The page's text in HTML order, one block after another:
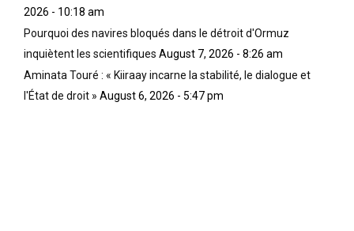
2026 - 10:18 am
Pourquoi des navires bloqués dans le détroit d'Ormuz
inquiètent les scientifiques August 7, 2026 - 8:26 am
Aminata Touré : « Kiiraay incarne la stabilité, le dialogue et
l'État de droit » August 6, 2026 - 5:47 pm